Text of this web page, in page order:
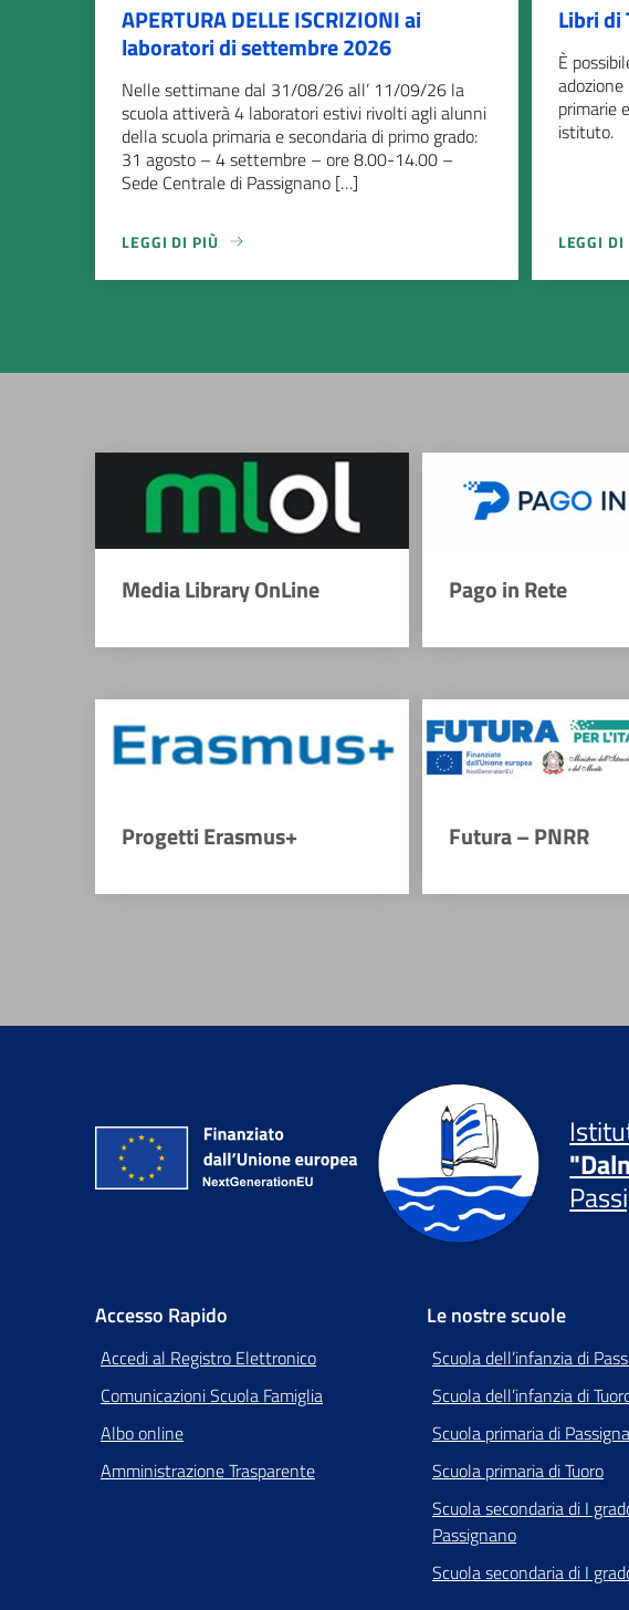
APERTURA DELLE ISCRIZIONI ai
laboratori di settembre 2026
Nelle settimane dal 31/08/26 all’ 11/09/26 la
scuola attiverà 4 laboratori estivi rivolti agli alunni
della scuola primaria e secondaria di primo grado:
31 agosto – 4 settembre – ore 8.00-14.00 –
Sede Centrale di Passignano […]
LEGGI DI PIÙ
Libri di
È
primarie
istituto.
LEGGI
Media Library OnLine Pago in Rete
Progetti Erasmus+ Futura – PNRR
Accesso Rapido
Accedi al Registro Elettronico
Comunicazioni Scuola Famiglia
Albo online
Amministrazione Trasparente
Le nostre scuole
Scuola dell’infanzia di
Scuola dell’infanzia di
Scuola primaria di
Scuola primaria di Tuoro
Scuola secondaria di I
Passignano
Scuola secondaria di I